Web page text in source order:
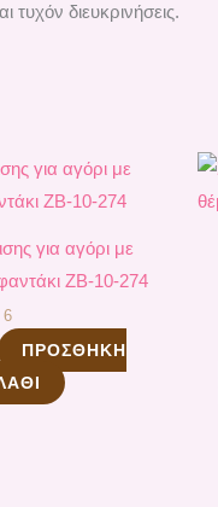
διευκρινήσεις.
για αγόρι με
ΖΒ-10-274
6
ΠΡΟΣΘΉΚΗ